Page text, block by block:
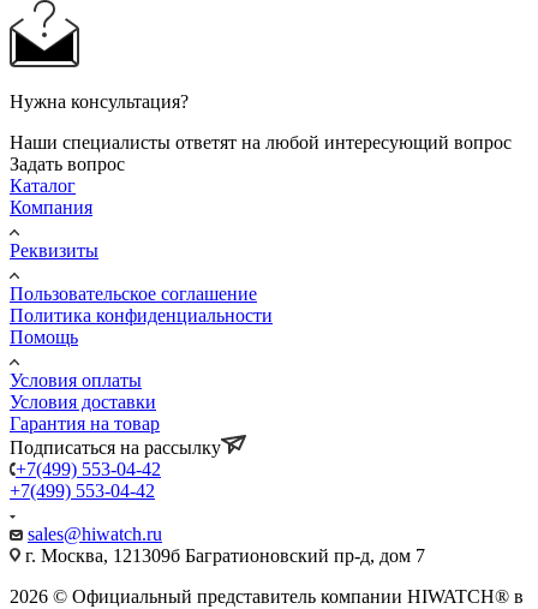
Нужна консультация?
Наши специалисты ответят на любой интересующий вопрос
Задать вопрос
Каталог
Компания
Реквизиты
Пользовательское соглашение
Политика конфиденциальности
Помощь
Условия оплаты
Условия доставки
Гарантия на товар
Подписаться на рассылку
+7(499) 553-04-42
+7(499) 553-04-42
sales@hiwatch.ru
г. Москва, 121309б Багратионовский пр-д, дом 7
2026 © Официальный представитель компании HIWATCH® в